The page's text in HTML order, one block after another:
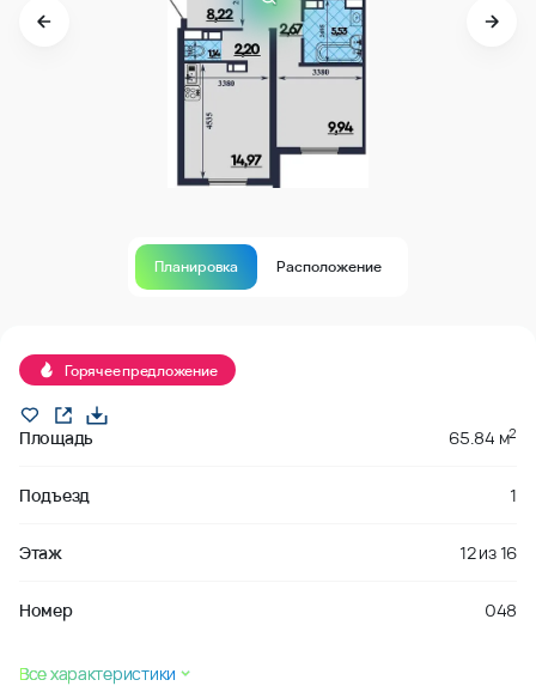
Планировка Расположение
Горячее предложение
Площадь 65.84 м2
Подъезд 1
Этаж 12из16
Номер 048
Все характеристики